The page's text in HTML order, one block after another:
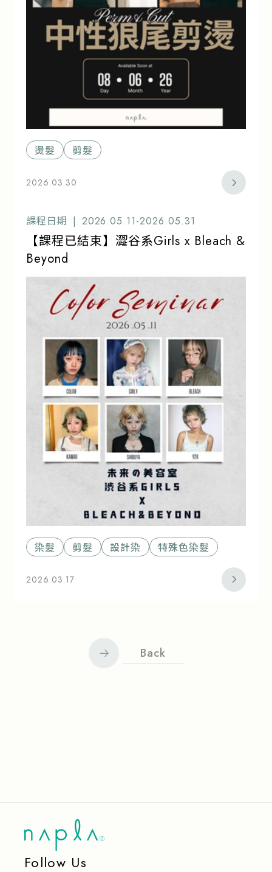
燙髮 剪髮
2026.03.30
課程日期 | 2026.05.11-2026.05.31
【課程已結束】澀谷系Girls x Bleach &
Beyond
染髮 剪髮 設計染 特殊色染髮
2026.03.17
Back
Follow Us